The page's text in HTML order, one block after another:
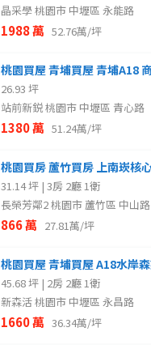
晶采學 桃園市 中壢區 永能路
1988 萬 52.76萬/坪
26.93 坪
站前新鋭 桃園市 中壢區 青心路
1380 萬 51.24萬/坪
31.14 坪 | 3房 2廳 1衛
長榮芳鄰2 桃園市 蘆竹區 中山路
866 萬 27.81萬/坪
45.68 坪 | 2房 2廳 1衛
新森活 桃園市 中壢區 永昌路
1660 萬 36.34萬/坪